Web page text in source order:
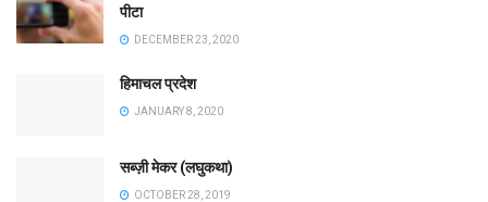
पीटा
DECEMBER 23, 2020
हिमाचल प्रदेश
JANUARY 8, 2020
सब्ज़ी मेकर (लघुकथा)
OCTOBER 28, 2019